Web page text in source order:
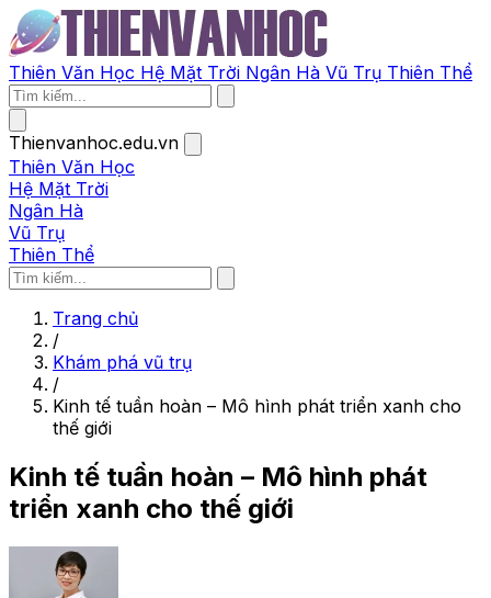
Thiên Văn Học Hệ Mặt Trời Ngân Hà Vũ Trụ Thiên Thể
Thienvanhoc.edu.vn
Thiên Văn Học
Hệ Mặt Trời
Ngân Hà
Vũ Trụ
Thiên Thể
Trang chủ
/
Khám phá vũ trụ
/
Kinh tế tuần hoàn – Mô hình phát triển xanh cho
thế giới
Kinh tế tuần hoàn – Mô hình phát
triển xanh cho thế giới